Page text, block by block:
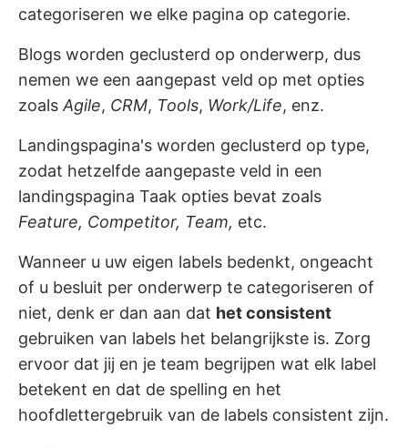
categoriseren we elke pagina op categorie.
Blogs worden geclusterd op onderwerp, dus
nemen we een aangepast veld op met opties
zoals Agile, CRM, Tools, Work/Life, enz.
Landingspagina's worden geclusterd op type,
zodat hetzelfde aangepaste veld in een
landingspagina Taak opties bevat zoals
Feature, Competitor, Team, etc.
Wanneer u uw eigen labels bedenkt, ongeacht
of u besluit per onderwerp te categoriseren of
niet, denk er dan aan dat het consistent
gebruiken van labels het belangrijkste is. Zorg
ervoor dat jij en je team begrijpen wat elk label
betekent en dat de spelling en het
hoofdlettergebruik van de labels consistent zijn.